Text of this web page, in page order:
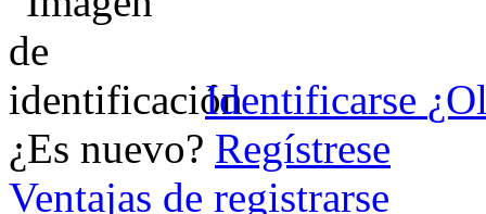
Identificarse
¿Es nuevo? Regístrese
Ventajas de registrarse